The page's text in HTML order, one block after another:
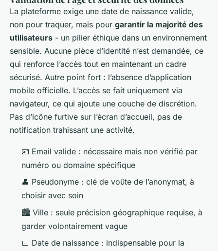
La plateforme exige une date de naissance valide,
non pour traquer, mais pour garantir la majorité des
utilisateurs - un pilier éthique dans un environnement
sensible. Aucune pièce d’identité n’est demandée, ce
qui renforce l’accès tout en maintenant un cadre
sécurisé. Autre point fort : l’absence d’application
mobile officielle. L’accès se fait uniquement via
navigateur, ce qui ajoute une couche de discrétion.
Pas d’icône furtive sur l’écran d’accueil, pas de
notification trahissant une activité.
📧 Email valide : nécessaire mais non vérifié par
numéro ou domaine spécifique
👤 Pseudonyme : clé de voûte de l’anonymat, à
choisir avec soin
🏙️ Ville : seule précision géographique requise, à
garder volontairement vague
📅 Date de naissance : indispensable pour la